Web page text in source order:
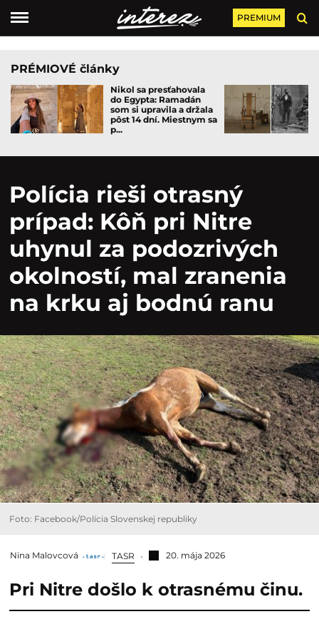
PREMIUM
PRÉMIOVÉ články
Nikol sa presťahovala
do Egypta: Ramadán
som si upravila a držala
pôst 14 dní. Miestnym sa
p...
Polícia rieši otrasný
prípad: Kôň pri Nitre
uhynul za podozrivých
okolností, mal zranenia
na krku aj bodnú ranu
Foto: Facebook/Polícia Slovenskej republiky
Nina Malovcová TASR 20. mája 2026
Pri Nitre došlo k otrasnému činu.